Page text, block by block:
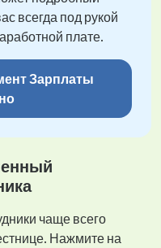
всегда под рукой
плате.
Зарплаты
чаще всего
Нажмите на